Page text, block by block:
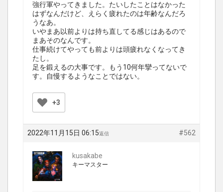
強行軍やってきました。たいしたことはなかった
はずなんだけど、えらく疲れたのは年齢なんだろ
うなあ。
いやまあ以前よりは持ち直してる感じはあるので
まあそのなんです。
仕事続けてやっても前よりは頭疲れなくなってき
たし。
足を鍛えるの大事です。もう10何年攣ってないで
す。自慢するようなことではない。
+3
2022年11月15日 06:15 #562
返信
kusakabe
キーマスター